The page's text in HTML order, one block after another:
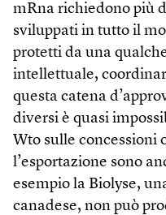
mRna richiedono più
sviluppati in tutto il
protetti da una
intellettuale,
questa catena
diversi è quasi
Wto sulle concessioni
l’esportazione sono
esempio la Biolyse,
canadese, non può